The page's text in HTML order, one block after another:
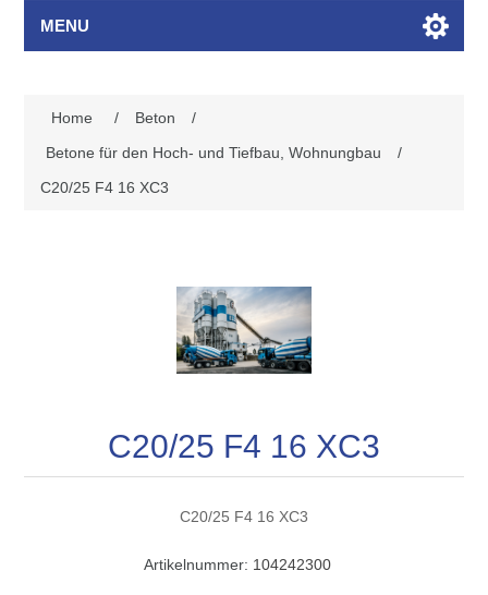
MENU
Home / Beton
/
Betone für den Hoch- und Tiefbau, Wohnungbau
/
C20/25 F4 16 XC3
C20/25 F4 16 XC3
C20/25 F4 16 XC3
Artikelnummer: 104242300